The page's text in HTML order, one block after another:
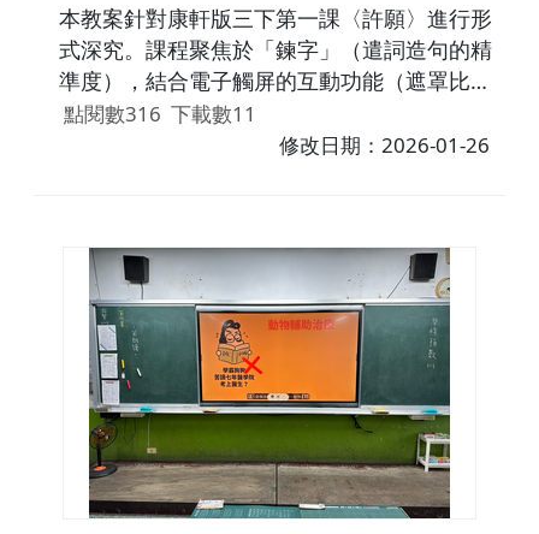
本教案針對康軒版三下第一課〈許願〉進行形
式深究。課程聚焦於「鍊字」（遣詞造句的精
準度），結合電子觸屏的互動功能（遮罩比
較、拖曳分類），引導學生細讀文本。透過
「平鋪直敘」與「擬人描寫」的對比，讓學生
點閱數316 下載數11
修改日期：2026-01-26